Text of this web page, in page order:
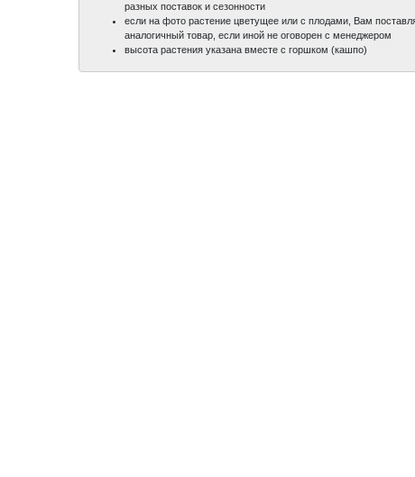
разных поставок и сезонности
если на фото растение цветущее или с плодами, Вам
аналогичный товар, если иной не оговорен с менеджером
высота растения указана вместе с горшком (кашпо)